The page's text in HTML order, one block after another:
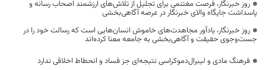
روز خبرنگار، فرصت مغتنمی برای تجلیل از تلاش‌های ارزشمند اصحاب رسانه و
پاسداشت جایگاه والای خبرنگار در عرصه آگاهی‌بخشی
روز خبرنگار، یادآور مجاهدت‌های خاموش انسان‌هایی است که رسالت خود را در
جست‌وجوی حقیقت و آگاهی‌بخشی به جامعه معنا کرده‌اند
فرهنگ مادی و لیبرال‌دموکراسی نتیجه‌ای جز فساد و انحطاط اخلاقی ندارد